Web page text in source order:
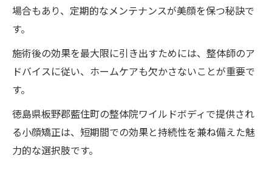
場合もあり、定期的なメンテナンスが美顔を保つ秘訣で
す。
施術後の効果を最大限に引き出すためには、整体師のア
ドバイスに従い、ホームケアも欠かさないことが重要で
す。
徳島県板野郡藍住町の整体院ワイルドボディで提供され
る小顔矯正は、短期間での効果と持続性を兼ね備えた魅
力的な選択肢です。